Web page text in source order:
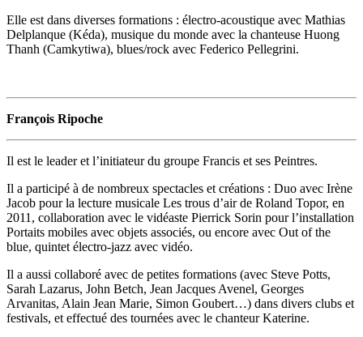
Elle est dans diverses formations : électro-acoustique avec Mathias
Delplanque (Kéda), musique du monde avec la chanteuse Huong
Thanh (Camkytiwa), blues/rock avec Federico Pellegrini.
François Ripoche
Il est le leader et l’initiateur du groupe Francis et ses Peintres.
Il a participé à de nombreux spectacles et créations : Duo avec Irène
Jacob pour la lecture musicale Les trous d’air de Roland Topor, en
2011, collaboration avec le vidéaste Pierrick Sorin pour l’installation
Portaits mobiles avec objets associés, ou encore avec Out of the
blue, quintet électro-jazz avec vidéo.
Il a aussi collaboré avec de petites formations (avec Steve Potts,
Sarah Lazarus, John Betch, Jean Jacques Avenel, Georges
Arvanitas, Alain Jean Marie, Simon Goubert…) dans divers clubs et
festivals, et effectué des tournées avec le chanteur Katerine.